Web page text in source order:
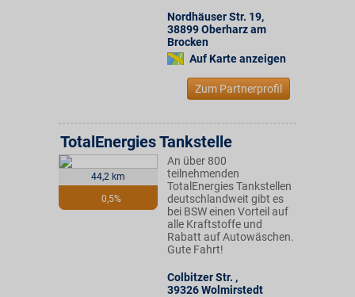
Nordhäuser Str. 19,
38899Oberharz am
Brocken
Auf Karte anzeigen
Zum Partnerprofil
44,2 km
0,5%
TotalEnergies Tankstelle
An über 800
teilnehmenden
TotalEnergies Tankstellen
deutschlandweit gibt es
bei BSW einen Vorteil auf
alle Kraftstoffe und
Rabatt auf Autowäschen.
Gute Fahrt!
Colbitzer Str. ,
39326Wolmirstedt